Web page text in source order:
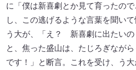
に「僕は新喜劇とか見て育ったの
し、この逃げるような言葉を聞い
う大が、「え？ 新喜劇に出たいの
と、焦った盛山は、たじろぎなが
です！」と断言。これを受け、う